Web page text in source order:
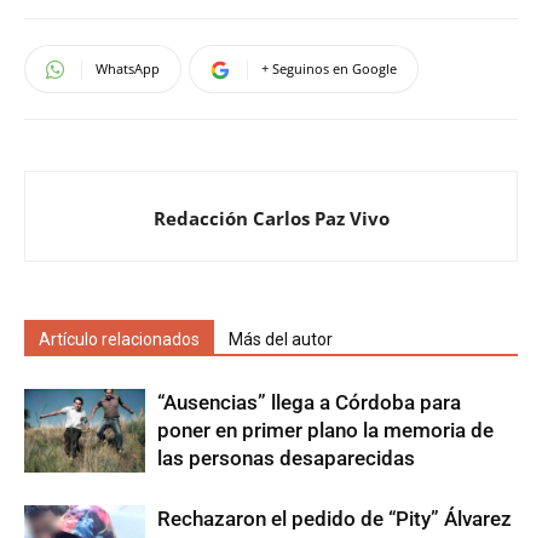
WhatsApp + Seguinos en Google
Redacción Carlos Paz Vivo
Artículo relacionados Más del autor
“Ausencias” llega a Córdoba para
poner en primer plano la memoria de
las personas desaparecidas
Rechazaron el pedido de “Pity” Álvarez